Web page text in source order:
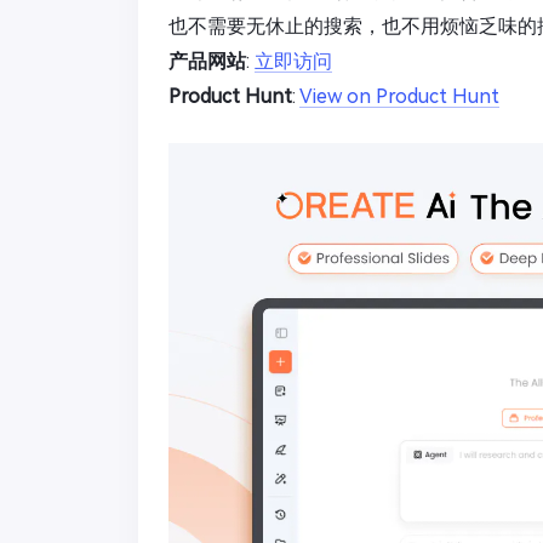
也不需要无休止的搜索，也不用烦恼乏味的
产品网站: 立即访问
Product Hunt: View on Product Hunt